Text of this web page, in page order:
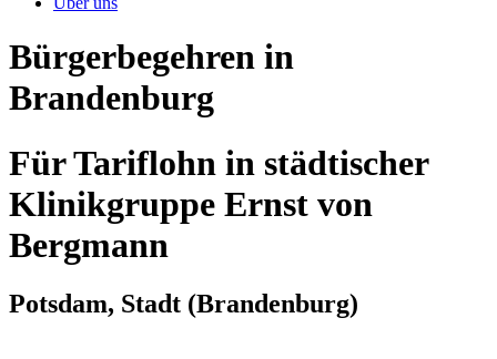
Bürgerbegehren in
Brandenburg
Für Tariflohn in städtischer
Klinikgruppe Ernst von
Bergmann
Potsdam, Stadt (Brandenburg)